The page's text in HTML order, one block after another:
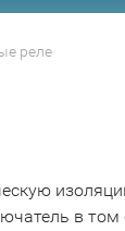
реле
в